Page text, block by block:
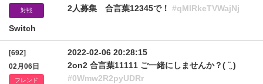
対戦
Switch
2人募集 合言葉12345で！ #qMlRkeTVWajNj
[692]
02月06日
フレンド
2022-02-06 20:28:15
2on2 合言葉11111 ご一緒にしませんか？( ¨̮ )
#0Wmw2R2pyUDRr